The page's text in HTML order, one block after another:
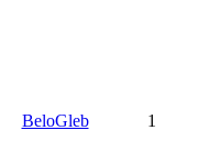
BeloGleb 1